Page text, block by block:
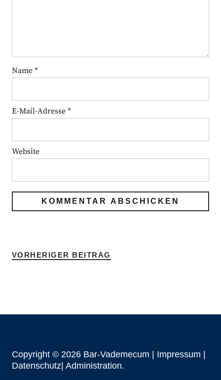
Name *
E-Mail-Adresse *
Website
VORHERIGER BEITRAG
Copyright © 2026 Bar-Vademecum | Impressum
Datenschutz| Administration